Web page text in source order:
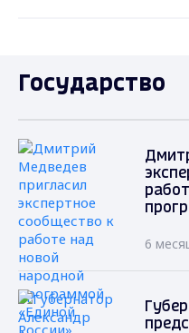
Государство
6